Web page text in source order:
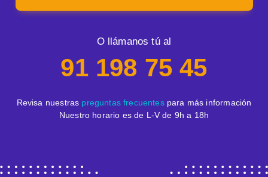
O llámanos tú al
91 198 75 45
Revisa nuestras preguntas frecuentespara más información
Nuestro horario es de L-V de 9h a 18h